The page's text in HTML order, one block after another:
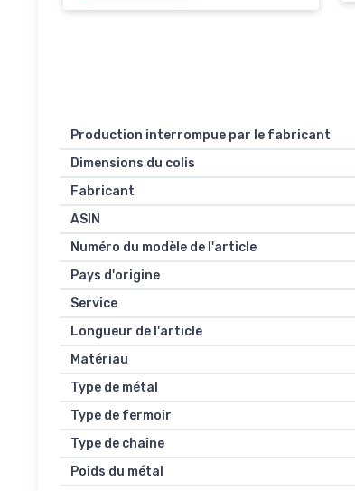
Production interrompue par le fabricant
Dimensions du colis
Fabricant
ASIN
Numéro du modèle de l'article
Pays d'origine
Service
Longueur de l'article
Matériau
Type de métal
Type de fermoir
Type de chaîne
Poids du métal